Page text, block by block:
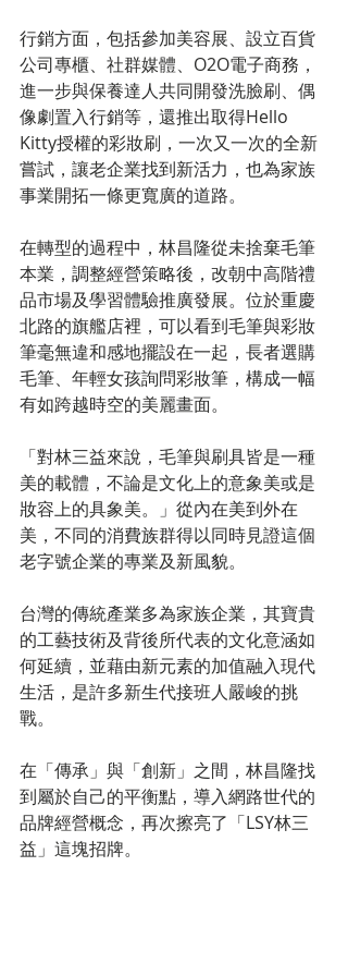
行銷方面，包括參加美容展、設立百貨
公司專櫃、社群媒體、O2O電子商務，
進一步與保養達人共同開發洗臉刷、偶
像劇置入行銷等，還推出取得Hello
Kitty授權的彩妝刷，一次又一次的全新
嘗試，讓老企業找到新活力，也為家族
事業開拓一條更寬廣的道路。
在轉型的過程中，林昌隆從未捨棄毛筆
本業，調整經營策略後，改朝中高階禮
品市場及學習體驗推廣發展。位於重慶
北路的旗艦店裡，可以看到毛筆與彩妝
筆毫無違和感地擺設在一起，長者選購
毛筆、年輕女孩詢問彩妝筆，構成一幅
有如跨越時空的美麗畫面。
「對林三益來說，毛筆與刷具皆是一種
美的載體，不論是文化上的意象美或是
妝容上的具象美。」從內在美到外在
美，不同的消費族群得以同時見證這個
老字號企業的專業及新風貌。
台灣的傳統產業多為家族企業，其寶貴
的工藝技術及背後所代表的文化意涵如
何延續，並藉由新元素的加值融入現代
生活，是許多新生代接班人嚴峻的挑
戰。
在「傳承」與「創新」之間，林昌隆找
到屬於自己的平衡點，導入網路世代的
品牌經營概念，再次擦亮了「LSY林三
益」這塊招牌。